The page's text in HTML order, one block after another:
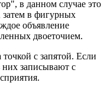
в данном случае это
затем в фигурных
объявление
двоеточием.
с запятой. Если
записывают с